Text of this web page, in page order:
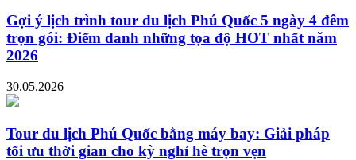
Gợi ý lịch trình tour du lịch Phú Quốc 5 ngày 4 đêm
trọn gói: Điểm danh những tọa độ HOT nhất năm
2026
30.05.2026
Tour du lịch Phú Quốc bằng máy bay: Giải pháp
tối ưu thời gian cho kỳ nghỉ hè trọn vẹn